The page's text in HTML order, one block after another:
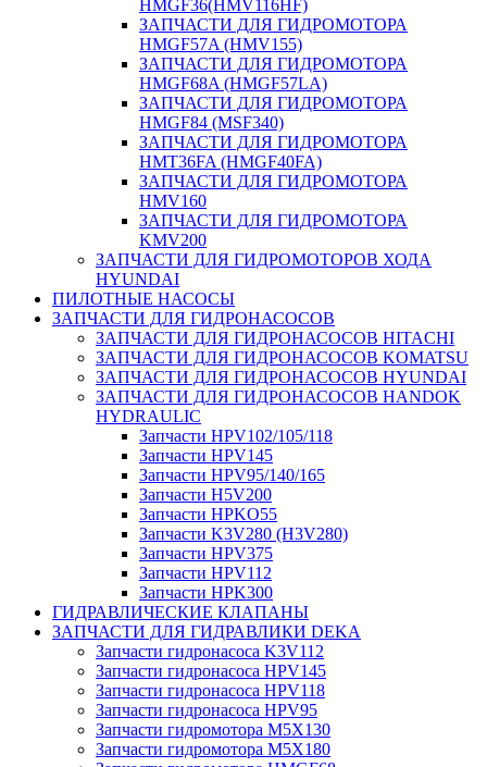
HMGF36(HMV116HF)
ЗАПЧАСТИ ДЛЯ ГИДРОМОТОРА
HMGF57A (HMV155)
ЗАПЧАСТИ ДЛЯ ГИДРОМОТОРА
HMGF68A (HMGF57LA)
ЗАПЧАСТИ ДЛЯ ГИДРОМОТОРА
HMGF84 (MSF340)
ЗАПЧАСТИ ДЛЯ ГИДРОМОТОРА
HMT36FA (HMGF40FA)
ЗАПЧАСТИ ДЛЯ ГИДРОМОТОРА
HMV160
ЗАПЧАСТИ ДЛЯ ГИДРОМОТОРА
KMV200
ЗАПЧАСТИ ДЛЯ ГИДРОМОТОРОВ ХОДА
HYUNDAI
ПИЛОТНЫЕ НАСОСЫ
ЗАПЧАСТИ ДЛЯ ГИДРОНАСОСОВ
ЗАПЧАСТИ ДЛЯ ГИДРОНАСОСОВ HITACHI
ЗАПЧАСТИ ДЛЯ ГИДРОНАСОСОВ KOMATSU
ЗАПЧАСТИ ДЛЯ ГИДРОНАСОСОВ HYUNDAI
ЗАПЧАСТИ ДЛЯ ГИДРОНАСОСОВ HANDOK
HYDRAULIC
Запчасти HPV102/105/118
Запчасти HPV145
Запчасти HPV95/140/165
Запчасти H5V200
Запчасти HPKO55
Запчасти K3V280 (H3V280)
Запчасти HPV375
Запчасти HPV112
Запчасти HPK300
ГИДРАВЛИЧЕСКИЕ КЛАПАНЫ
ЗАПЧАСТИ ДЛЯ ГИДРАВЛИКИ DEKA
Запчасти гидронасоса K3V112
Запчасти гидронасоса HPV145
Запчасти гидронасоса HPV118
Запчасти гидронасоса HPV95
Запчасти гидромотора M5X130
Запчасти гидромотора M5X180